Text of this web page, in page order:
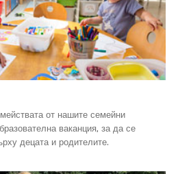
от нашите семейни
ваканция, за да се
децата и родителите.